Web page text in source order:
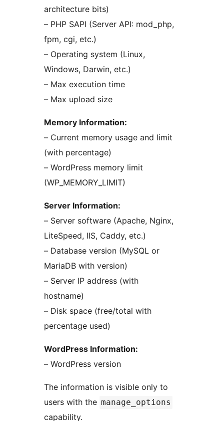
architecture bits)
– PHP SAPI (Server API: mod_php,
fpm, cgi, etc.)
– Operating system (Linux,
Windows, Darwin, etc.)
– Max execution time
– Max upload size
Memory Information:
– Current memory usage and limit
(with percentage)
– WordPress memory limit
(WP_MEMORY_LIMIT)
Server Information:
– Server software (Apache, Nginx,
LiteSpeed, IIS, Caddy, etc.)
– Database version (MySQL or
MariaDB with version)
– Server IP address (with
hostname)
– Disk space (free/total with
percentage used)
WordPress Information:
– WordPress version
The information is visible only to
users with the manage_options
capability.